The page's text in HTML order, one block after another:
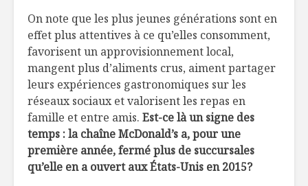
On note que les plus jeunes générations sont en
effet plus attentives à ce qu’elles consomment,
favorisent un approvisionnement local,
mangent plus d’aliments crus, aiment partager
leurs expériences gastronomiques sur les
réseaux sociaux et valorisent les repas en
famille et entre amis. Est-ce là un signe des
temps : la chaîne McDonald’s a, pour une
première année, fermé plus de succursales
qu’elle en a ouvert aux États-Unis en 2015?